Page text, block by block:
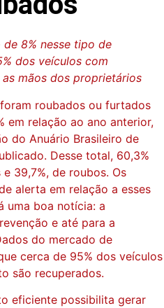
8% nesse tipo de
dos veículos com
mãos dos proprietários
roubados ou furtados
em relação ao ano anterior,
do Anuário Brasileiro de
Desse total, 60,3%
39,7%, de roubos. Os
alerta em relação a esses
uma boa notícia: a
e até para a
do mercado de
cerca de 95% dos veículos
são recuperados.
eficiente possibilita gerar